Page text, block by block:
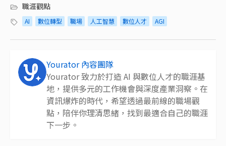
職涯觀點
AI 數位轉型 職場 人工智慧 數位人才 AGI
Yourator 內容團隊
Yourator 致力於打造 AI 與數位人才的職涯基
地，提供多元的工作機會與深度產業洞察。在
資訊爆炸的時代，希望透過最前線的職場觀
點，陪伴你理清思緒，找到最適合自己的職涯
下一步。